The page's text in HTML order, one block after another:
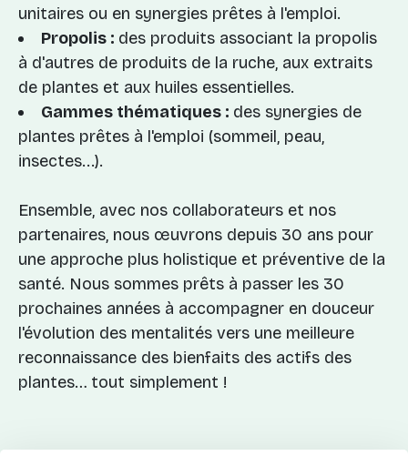
unitaires ou en synergies prêtes à l'emploi.
Propolis : des produits associant la propolis
à d'autres de produits de la ruche, aux extraits
de plantes et aux huiles essentielles.
Gammes thématiques : des synergies de
plantes prêtes à l'emploi (sommeil, peau,
insectes...).
Ensemble, avec nos collaborateurs et nos
partenaires, nous œuvrons depuis 30 ans pour
une approche plus holistique et préventive de la
santé. Nous sommes prêts à passer les 30
prochaines années à accompagner en douceur
l'évolution des mentalités vers une meilleure
reconnaissance des bienfaits des actifs des
plantes… tout simplement !